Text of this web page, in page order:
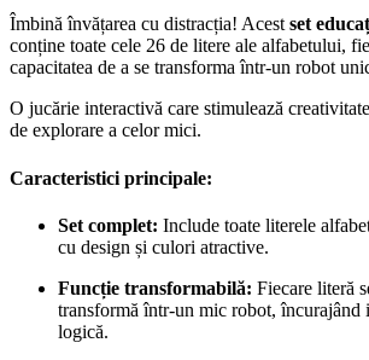
Îmbină învățarea cu distracția! Acest set
conține toate cele 26 de litere ale alfabetului,
capacitatea de a se transforma într-un robot
O jucărie interactivă care stimulează
de explorare a celor mici.
Caracteristici principale:
Set complet: Include toate literele
cu design și culori atractive.
Funcție transformabilă: Fiecare literă
transformă într-un mic robot, încurajând
logică.